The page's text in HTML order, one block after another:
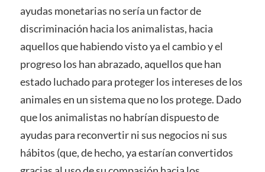
ayudas monetarias no sería un factor de
discriminación hacia los animalistas, hacia
aquellos que habiendo visto ya el cambio y el
progreso los han abrazado, aquellos que han
estado luchado para proteger los intereses de los
animales en un sistema que no los protege. Dado
que los animalistas no habrían dispuesto de
ayudas para reconvertir ni sus negocios ni sus
hábitos (que, de hecho, ya estarían convertidos